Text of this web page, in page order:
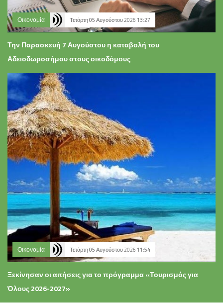
Οικονομία Τετάρτη 05 Αυγούστου 2026 13:27
Την Παρασκευή 7 Αυγούστου η καταβολή του
Αδειοδωροσήμου στους οικοδόμους
Οικονομία Τετάρτη 05 Αυγούστου 2026 11:54
Ξεκίνησαν οι αιτήσεις για το πρόγραμμα «Τουρισμός για
Όλους 2026-2027»